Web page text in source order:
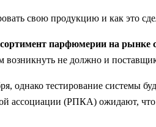
свою продукцию и как это
парфюмерии на рынке
возникнуть не должно и
однако тестирование системы
ассоциации (РПКА) ожидают, что